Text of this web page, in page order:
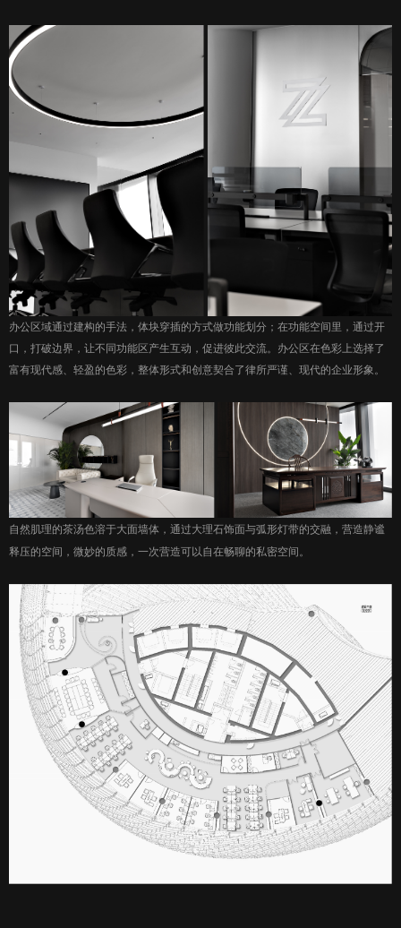
办公区域通过建构的手法，体块穿插的方式做功能划分；在功能空间里，通过开
口，打破边界，让不同功能区产生互动，促进彼此交流。办公区在色彩上选择了
富有现代感、轻盈的色彩，整体形式和创意契合了律所严谨、现代的企业形象。
自然肌理的茶汤色溶于大面墙体，通过大理石饰面与弧形灯带的交融，营造静谧
释压的空间，微妙的质感，一次营造可以自在畅聊的私密空间。